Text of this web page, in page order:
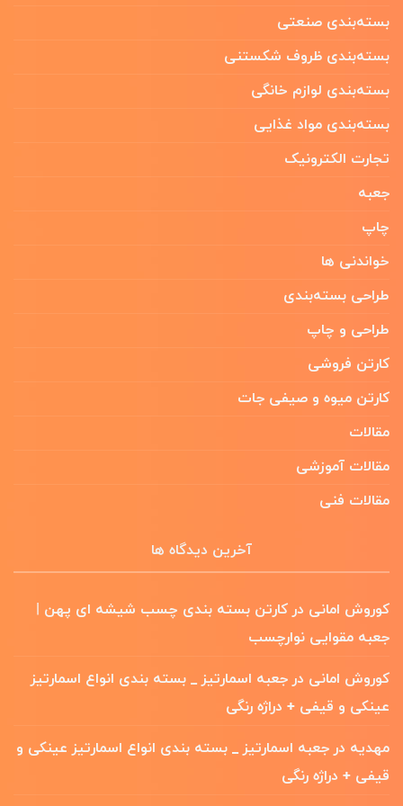
بسته‌بندی صنعتی
بسته‌بندی ظروف شکستنی
بسته‌بندی لوازم خانگی
بسته‌بندی مواد غذایی
تجارت الکترونیک
جعبه
چاپ
خواندنی ها
طراحی بسته‌بندی
طراحی و چاپ
کارتن فروشی
کارتن میوه و صیفی جات
مقالات
مقالات آموزشی
مقالات فنی
آخرین دیدگاه ها
کوروش امانی در کارتن بسته بندی چسب شیشه ای پهن |
جعبه مقوایی نوارچسب
کوروش امانی در جعبه اسمارتیز _ بسته بندی انواع اسمارتیز
عینکی و قیفی + دراژه رنگی
مهدیه در جعبه اسمارتیز _ بسته بندی انواع اسمارتیز عینکی و
قیفی + دراژه رنگی